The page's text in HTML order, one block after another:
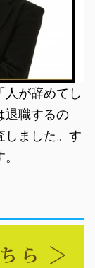
人が辞めてし
退職するの
しました。す